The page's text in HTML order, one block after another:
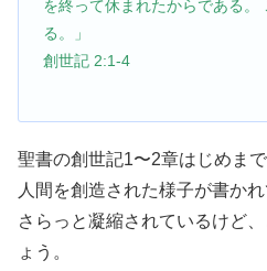
を終って休まれたからである。
る。」
‭‭創世記‬ ‭2:1-4‬
聖書の創世記1〜2章はじめま
人間を創造された様子が書かれ
さらっと凝縮されているけど
ょう。